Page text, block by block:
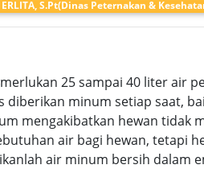
S.Pt(Dinas Peternakan &
25 sampai 40 liter air
diberikan minum setiap saat,
mengakibatkan hewan tidak
air bagi hewan, tetapi
air minum bersih dalam